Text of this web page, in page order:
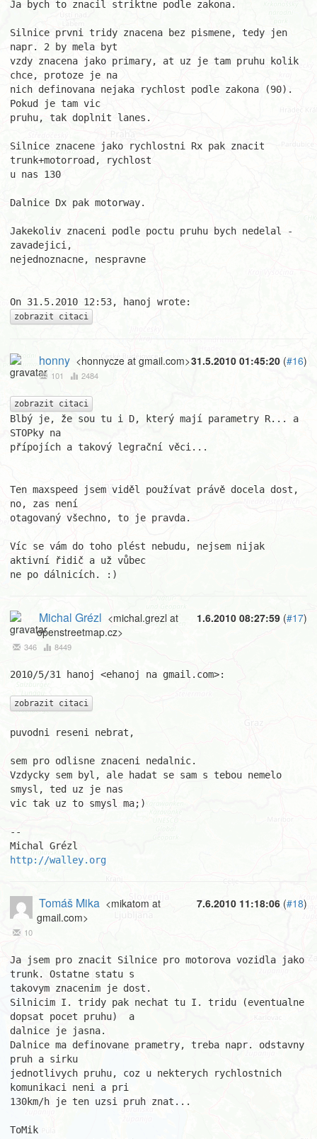
Ja bych to znacil striktne podle zakona.
Silnice prvni tridy znacena bez pismene, tedy jen
napr. 2 by mela byt
vzdy znacena jako primary, at uz je tam pruhu kolik
chce, protoze je na
nich definovana nejaka rychlost podle zakona (90).
Pokud je tam vic
pruhu, tak doplnit lanes.
Silnice znacene jako rychlostni Rx pak znacit
trunk+motorroad, rychlost
u nas 130
Dalnice Dx pak motorway.
Jakekoliv znaceni podle poctu pruhu bych nedelal -
zavadejici,
nejednoznacne, nespravne
zobrazit citaci
31.5.2010 01:45:20 (#16)
honny <honnycze at gmail.com>
101 2484
zobrazit citaci
Blbý je, že sou tu i D, který mají parametry R... a
STOPky na
přípojích a takový legrační věci...
Ten maxspeed jsem viděl používat právě docela dost,
no, zas není
otagovaný všechno, to je pravda.
Víc se vám do toho plést nebudu, nejsem nijak
aktivní řidič a už vůbec
ne po dálnicích. :)
1.6.2010 08:27:59 (#17)
Michal Grézl <michal.grezl at
openstreetmap.cz>
346 8449
2010/5/31 hanoj <ehanoj na gmail.com>:
zobrazit citaci
puvodni reseni nebrat,
sem pro odlisne znaceni nedalnic.
Vzdycky sem byl, ale hadat se sam s tebou nemelo
smysl, ted uz je nas
vic tak uz to smysl ma;)
--
http://walley.org
7.6.2010 11:18:06 (#18)
Tomáš Mika <mikatom at
gmail.com>
10
Ja jsem pro znacit Silnice pro motorova vozidla jako
trunk. Ostatne statu s
takovym znacenim je dost.
Silnicim I. tridy pak nechat tu I. tridu (eventualne
dopsat pocet pruhu)  a
dalnice je jasna.
Dalnice ma definovane prametry, treba napr. odstavny
pruh a sirku
jednotlivych pruhu, coz u nekterych rychlostnich
komunikaci neni a pri
130km/h je ten uzsi pruh znat...
ToMik